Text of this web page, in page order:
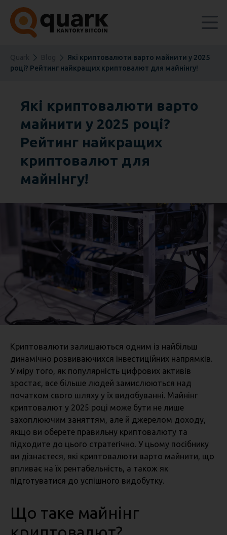
Які криптовалюти варто майнити у 2025
році? Рейтинг найкращих криптовалют для майнінгу!
Які криптовалюти варто
майнити у 2025 році?
Рейтинг найкращих
криптовалют для
майнінгу!
Криптовалюти залишаються одним із найбільш
динамічно розвиваючихся інвестиційних напрямків.
У міру того, як популярність цифрових активів
зростає, все більше людей замислюються над
початком свого шляху у їх видобуванні. Майнінг
криптовалют у 2025 році може бути не лише
захоплюючим заняттям, але й джерелом доходу,
якщо ви оберете правильну криптовалюту та
підходите до цього стратегічно. У цьому посібнику
ви дізнаєтеся, які криптовалюти варто майнити, що
впливає на їх рентабельність, а також як
підготуватися до успішного видобутку.
Що таке майнінг